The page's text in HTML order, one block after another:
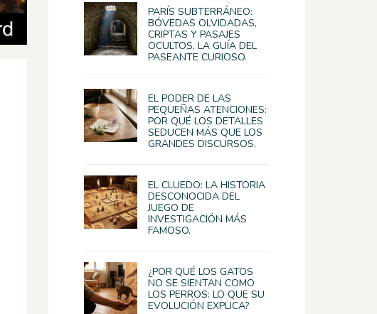
PARÍS SUBTERRÁNEO:
BÓVEDAS OLVIDADAS,
CRIPTAS Y PASAJES
OCULTOS, LA GUÍA DEL
PASEANTE CURIOSO.
EL PODER DE LAS
PEQUEÑAS ATENCIONES:
POR QUÉ LOS DETALLES
SEDUCEN MÁS QUE LOS
GRANDES DISCURSOS.
EL CLUEDO: LA HISTORIA
DESCONOCIDA DEL
JUEGO DE
INVESTIGACIÓN MÁS
FAMOSO.
¿POR QUÉ LOS GATOS
NO SE SIENTAN COMO
LOS PERROS: LO QUE SU
EVOLUCIÓN EXPLICA?